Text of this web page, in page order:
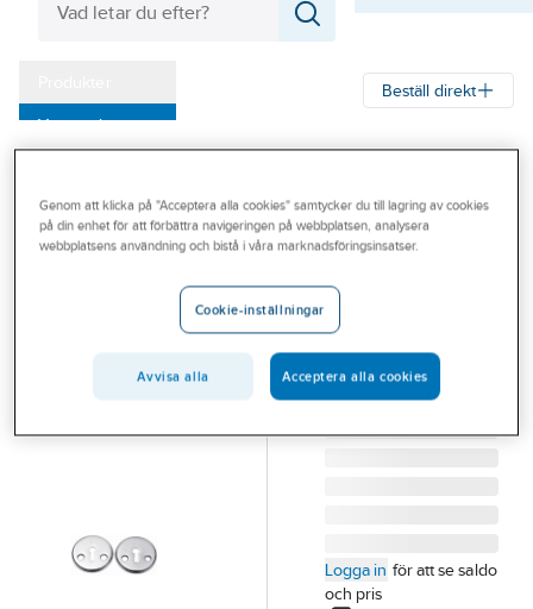
Varumärken
Outlet
Branscher
Beställ direkt
ASSA
NYCKELSKYLT ASSA
2991 CH
Lev. artikelnr: 50012471
Logga in för att se saldo
och pris
Genom att klicka på "Acceptera alla cookies" samtycker du till lagring av cookies
på din enhet för att förbättra navigeringen på webbplatsen, analysera
webbplatsens användning och bistå i våra marknadsföringsinsatser.
Cookie-inställningar
Avvisa alla Acceptera alla cookies